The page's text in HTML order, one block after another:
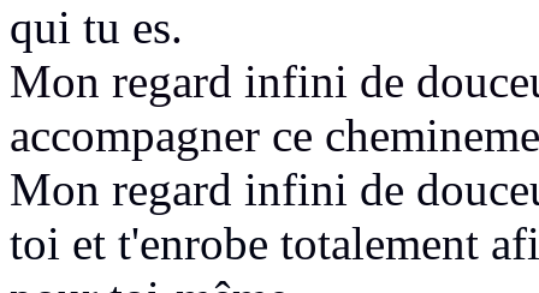
qui tu es.
Mon regard infini de
accompagner ce
Mon regard infini de
toi et t'enrobe totalement